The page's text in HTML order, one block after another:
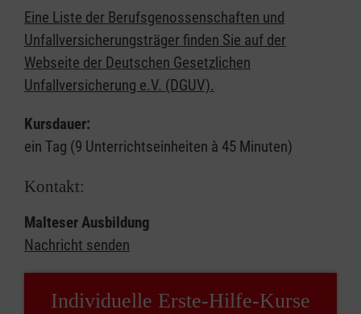
Eine Liste der Berufsgenossenschaften und
Unfallversicherungsträger finden Sie auf der
Webseite der Deutschen Gesetzlichen
Unfallversicherung e.V. (DGUV).
Kursdauer:
ein Tag (9 Unterrichtseinheiten à 45 Minuten)
Kontakt:
Malteser Ausbildung
Nachricht senden
Individuelle Erste-Hilfe-Kurse